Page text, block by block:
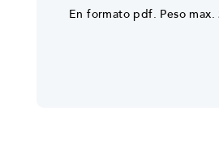
En formato pdf. Peso max.